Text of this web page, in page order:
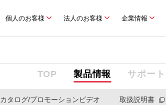
個人のお客様 法人のお客様 企業情報
TOP 製品情報 サポート
カタログ/プロモーションビデオ
取扱説明書